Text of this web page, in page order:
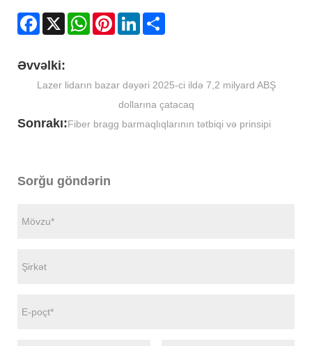
Facebook
X WhatsAppPinterestLinkedIn
Əvvəlki:
Lazer lidarın bazar dəyəri 2025-ci ildə 7,2 milyard ABŞ
dollarına çatacaq
Sonrakı:Fiber bragg barmaqlıqlarının tətbiqi və prinsipi
Sorğu göndərin